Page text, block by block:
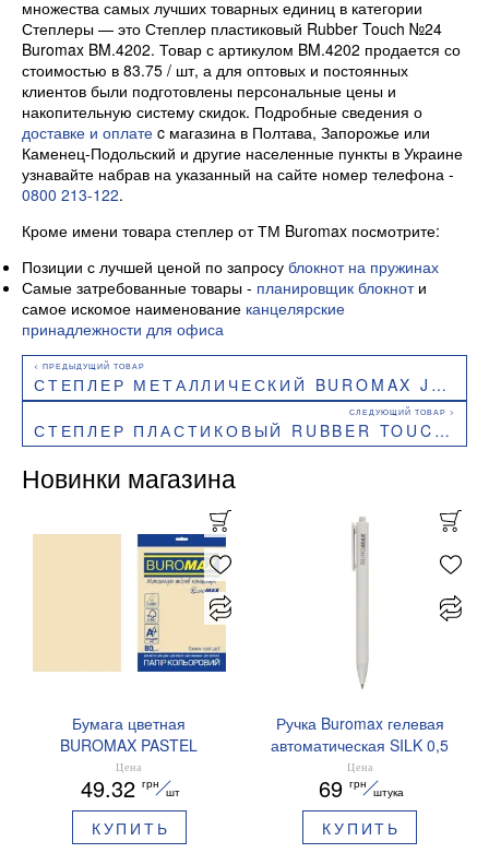
множества самых лучших товарных единиц в категории
Степлеры — это Степлер пластиковый Rubber Touch №24
Buromax BM.4202. Товар с артикулом BM.4202 продается со
стоимостью в 83.75 / шт, а для оптовых и постоянных
клиентов были подготовлены персональные цены и
накопительную систему скидок. Подробные сведения о
доставке и оплате c магазина в Полтава, Запорожье или
Каменец-Подольский и другие населенные пункты в Украине
узнавайте набрав на указанный на сайте номер телефона -
0800 213-122.
Кроме имени товара степлер от ТМ Buromax посмотрите:
Позиции с лучшей ценой по запросу блокнот на пружинах
Самые затребованные товары - планировщик блокноти
самое искомое наименование канцелярские
принадлежности для офиса
СТЕПЛЕР МЕТАЛЛИЧЕСКИЙ BUROMAX JOBMAX BM.4259
СТЕПЛЕР ПЛАСТИКОВЫЙ RUBBER TOUCH №10 BUROMAX BM.4128
Новинки магазина
Бумага цветная
BUROMAX PASTEL
EUROMAX 20 арк А4 80 г/
мс BM.2721220E-08
Цена
49.32 грн
шт
КУПИТЬ
Ручка Buromax гелевая
автоматическая SILK 0,5
мм синие чернила
BM.83100
Цена
69 грн
штука
КУПИТЬ